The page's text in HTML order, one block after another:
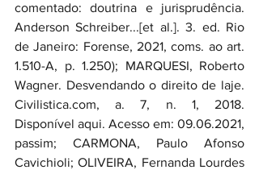
comentado: doutrina e jurisprudência.
Anderson Schreiber...[et al.]. 3. ed. Rio
de Janeiro: Forense, 2021, coms. ao art.
1.510-A, p. 1.250); MARQUESI, Roberto
Wagner. Desvendando o direito de laje.
Civilistica.com, a. 7, n. 1, 2018.
Disponível aqui. Acesso em: 09.06.2021,
passim; CARMONA, Paulo Afonso
Cavichioli; OLIVEIRA, Fernanda Lourdes